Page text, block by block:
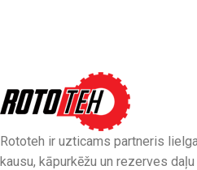
Rototeh ir uzticams partneris
kausu, kāpurkēžu un rezerves